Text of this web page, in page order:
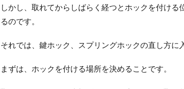
しかし、取れてからしばらく経つとホックを付け
るのです。
それでは、鍵ホック、スプリングホックの直し方に
まずは、ホックを付ける場所を決めることです。